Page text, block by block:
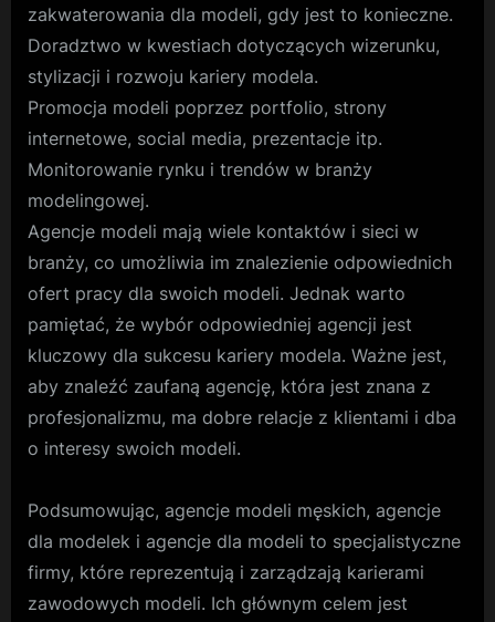
zakwaterowania dla modeli, gdy jest to konieczne.
Doradztwo w kwestiach dotyczących wizerunku,
stylizacji i rozwoju kariery modela.
Promocja modeli poprzez portfolio, strony
internetowe, social media, prezentacje itp.
Monitorowanie rynku i trendów w branży
modelingowej.
Agencje modeli mają wiele kontaktów i sieci w
branży, co umożliwia im znalezienie odpowiednich
ofert pracy dla swoich modeli. Jednak warto
pamiętać, że wybór odpowiedniej agencji jest
kluczowy dla sukcesu kariery modela. Ważne jest,
aby znaleźć zaufaną agencję, która jest znana z
profesjonalizmu, ma dobre relacje z klientami i dba
o interesy swoich modeli.
Podsumowując, agencje modeli męskich, agencje
dla modelek i agencje dla modeli to specjalistyczne
firmy, które reprezentują i zarządzają karierami
zawodowych modeli. Ich głównym celem jest